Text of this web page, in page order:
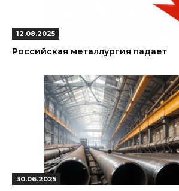
12.08.2025
Российская металлургия падает
30.06.2025